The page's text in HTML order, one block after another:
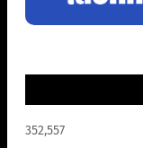
352,557